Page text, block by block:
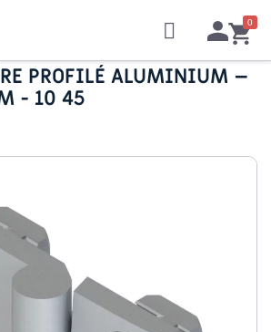
PROFILÉ ALUMINIUM –
- 10 45